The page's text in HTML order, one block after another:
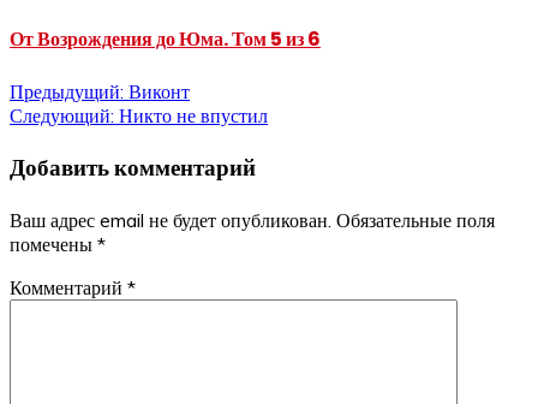
От Возрождения до Юма. Том 5 из 6
Навигация
записям
Предыдущий: Виконт
Следующий: Никто не впустил
Добавить комментарий
Ваш адрес email не будет опубликован. Обязательные поля
помечены *
Комментарий *